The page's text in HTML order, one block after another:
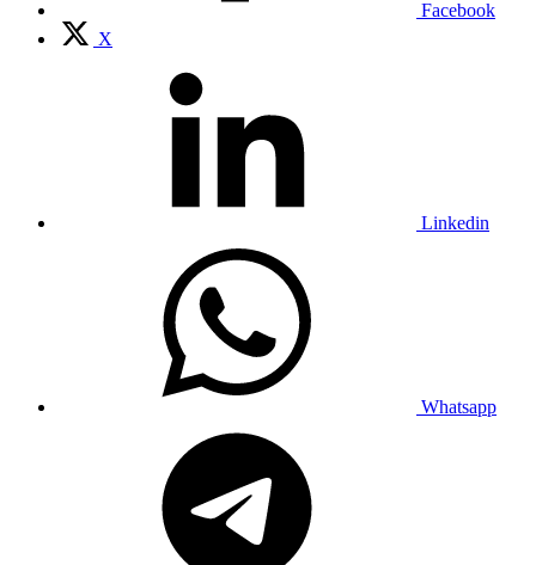
Facebook
X
Linkedin
Whatsapp